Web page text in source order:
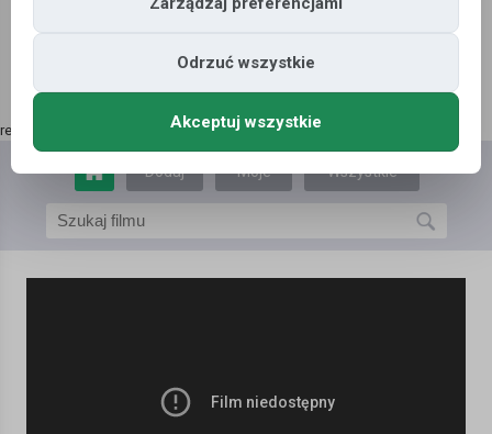
reklama | kup tutaj
Dodaj Moje Wszystkie
Odrzuć wszystkie
Akceptuj wszystkie